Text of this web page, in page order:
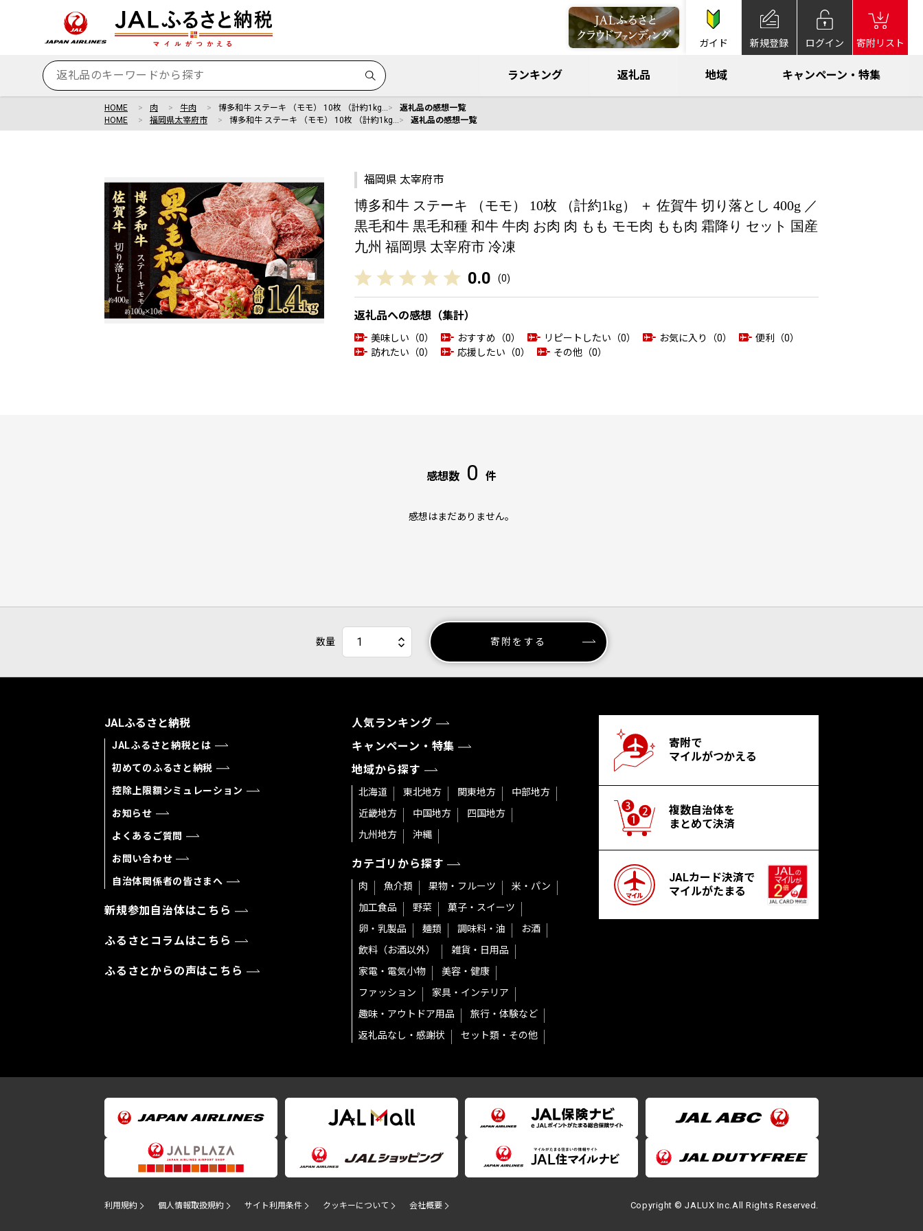
ガイド 新規登録 ログイン 寄附リスト
ランキング 返礼品 地域 キャンペーン・特集
HOME 肉 牛肉 博多和牛 ステーキ （モモ） 10枚 （計約1kg…
返礼品の感想一覧
HOME
福岡県太宰府市 博多和牛 ステーキ （モモ） 10枚 （計約1kg… 返礼品の感想一覧
福岡県 太宰府市
博多和牛 ステーキ （モモ） 10枚 （計約1kg） ＋ 佐賀牛 切り落とし 400g ／
黒毛和牛 黒毛和種 和牛 牛肉 お肉 肉 もも モモ肉 もも肉 霜降り セット 国産
九州 福岡県 太宰府市 冷凍
0.0 (0)
返礼品への感想（集計）
美味しい（0） おすすめ（0） リピートしたい（0） お気に入り（0）
便利（0）
訪れたい（0）
応援したい（0） その他（0）
感想数 0 件
感想はまだありません。
数量 寄附をする
JALふるさと納税
JALふるさと納税とは
初めてのふるさと納税
控除上限額シミュレーション
お知らせ
よくあるご質問
お問い合わせ
自治体関係者の皆さまへ
新規参加自治体はこちら
ふるさとコラムはこちら
ふるさとからの声はこちら
人気ランキング
キャンペーン・特集
地域から探す
北海道 東北地方 関東地方
中部地方
近畿地方
中国地方
四国地方
九州地方
沖縄
カテゴリから探す
肉 魚介類 果物・フルーツ
米・パン
加工食品
野菜
菓子・スイーツ
卵・乳製品
麺類 調味料・油
お酒
飲料（お酒以外）
雑貨・日用品
家電・電気小物
美容・健康
ファッション
家具・インテリア
趣味・アウトドア用品
旅行・体験など
返礼品なし・感謝状
セット類・その他
寄附で
マイルがつかえる
複数自治体を
まとめて決済
JALカード決済で
マイルがたまる
利用規約 個人情報取扱規約 サイト利用条件 クッキーについて 会社概要 Copyright © JALUX Inc.All Rights Reserved.